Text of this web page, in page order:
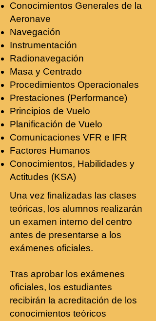
Conocimientos Generales de la
Aeronave
Navegación
Instrumentación
Radionavegación
Masa y Centrado
Procedimientos Operacionales
Prestaciones (Performance)
Principios de Vuelo
Planificación de Vuelo
Comunicaciones VFR e IFR
Factores Humanos
Conocimientos, Habilidades y
Actitudes (KSA)
Una vez finalizadas las clases
teóricas, los alumnos realizarán
un examen interno del centro
antes de presentarse a los
exámenes oficiales.
Tras aprobar los exámenes
oficiales, los estudiantes
recibirán la acreditación de los
conocimientos teóricos